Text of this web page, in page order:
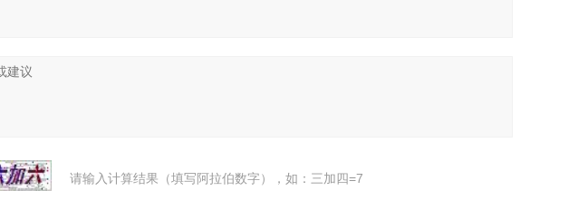
请输入计算结果（填写阿拉伯数字），如：三加四=7